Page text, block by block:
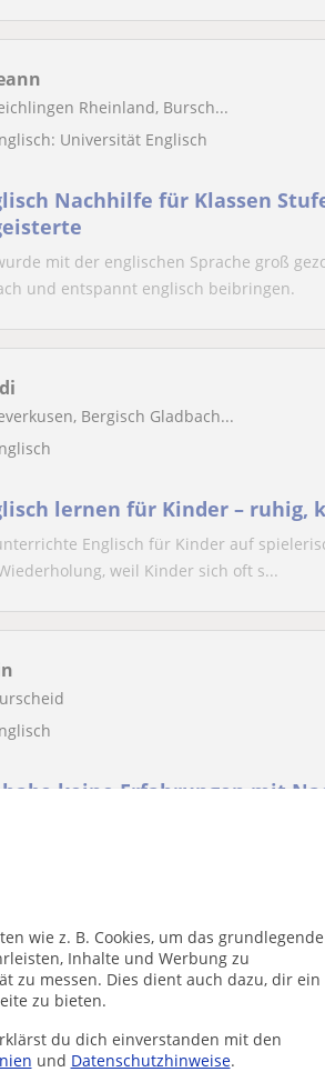
wie z. B. Cookies, um das grundlegende
Inhalte und Werbung zu
zu messen. Dies dient auch dazu, dir ein
zu bieten.
du dich einverstanden mit den
und Datenschutzhinweise.
Rheinland, Bursch...
Universität Englisch
Nachhilfe für Klassen
mit der englischen Sprache groß
und entspannt englisch beibringen.
Bergisch Gladbach...
lernen für Kinder –
Englisch für Kinder auf
weil Kinder sich oft s...
keine Erfahrungen mit
gut englisch, ich kann
bin Schülerin einer Gesamtschule 17jahre
Odenthal